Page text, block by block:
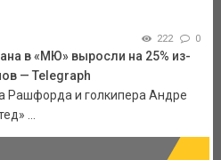
222 0
в «МЮ» выросли на 25% из-
— Telegraph
Рашфорда и голкипера Андре
...